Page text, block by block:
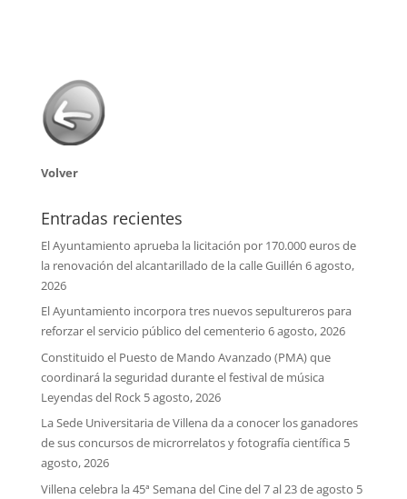
Volver
Entradas recientes
El Ayuntamiento aprueba la licitación por 170.000 euros de
la renovación del alcantarillado de la calle Guillén 6 agosto,
2026
El Ayuntamiento incorpora tres nuevos sepultureros para
reforzar el servicio público del cementerio 6 agosto, 2026
Constituido el Puesto de Mando Avanzado (PMA) que
coordinará la seguridad durante el festival de música
Leyendas del Rock 5 agosto, 2026
La Sede Universitaria de Villena da a conocer los ganadores
de sus concursos de microrrelatos y fotografía científica 5
agosto, 2026
Villena celebra la 45ª Semana del Cine del 7 al 23 de agosto 5